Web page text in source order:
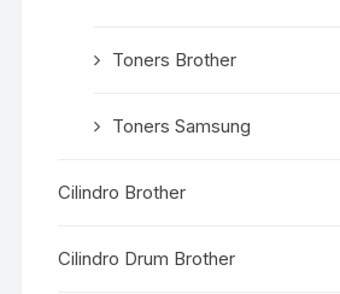
Toners Brother
Toners Samsung
Cilindro Brother
Cilindro Drum Brother